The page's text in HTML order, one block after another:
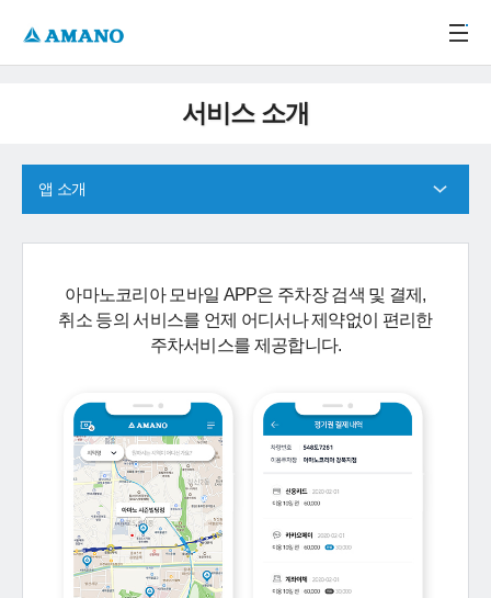
서비스 소개
앱 소개
아마노코리아 모바일 APP은 주차장 검색 및 결제,
취소 등의 서비스를 언제 어디서나 제약없이 편리한
주차서비스를 제공합니다.